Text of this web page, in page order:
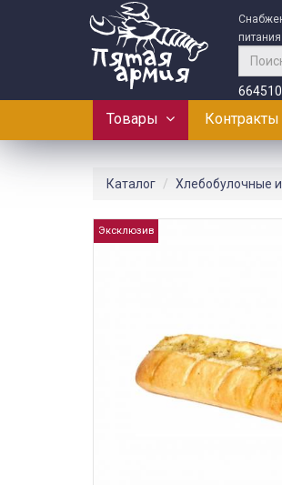
питания
Товары Контракты
Каталог Хлебобулочные
Эксклюзив